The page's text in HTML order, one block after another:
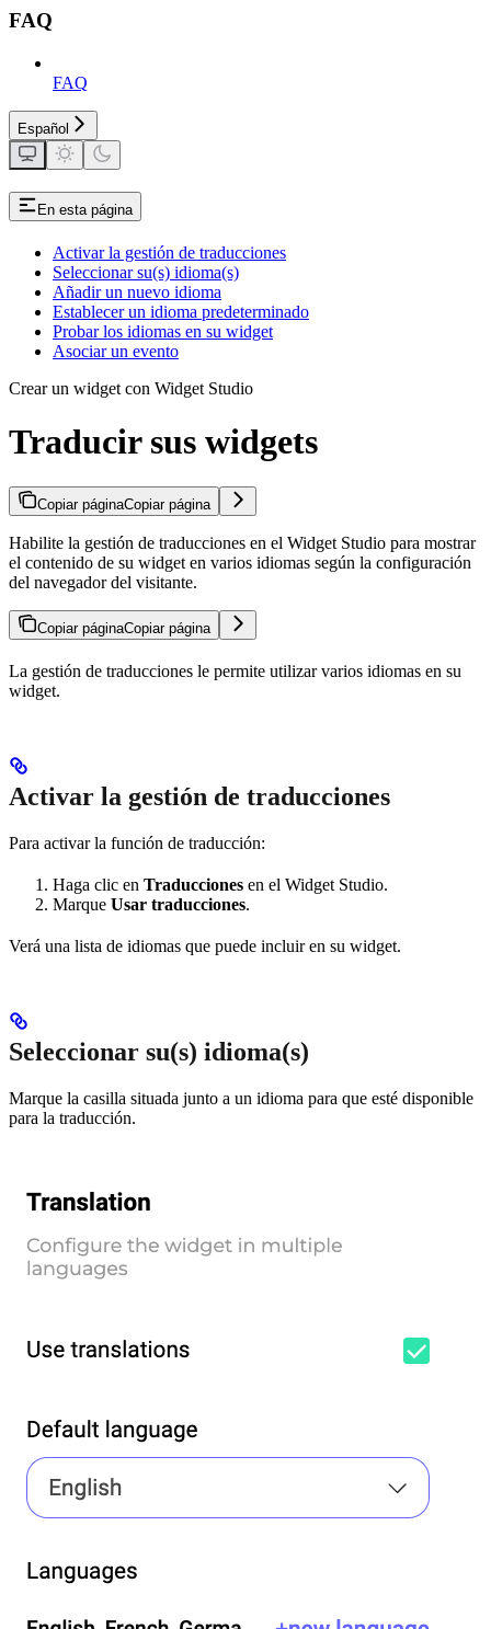
FAQ
FAQ
Español
En esta página
Activar la gestión de traducciones
Seleccionar su(s) idioma(s)
Añadir un nuevo idioma
Establecer un idioma predeterminado
Probar los idiomas en su widget
Asociar un evento
Crear un widget con Widget Studio
Traducir sus widgets
Copiar páginaCopiar página
Habilite la gestión de traducciones en el Widget Studio para mostrar
el contenido de su widget en varios idiomas según la configuración
del navegador del visitante.
Copiar páginaCopiar página
La gestión de traducciones le permite utilizar varios idiomas en su
widget.
Activar la gestión de traducciones
Para activar la función de traducción:
Haga clic en Traducciones en el Widget Studio.
Marque Usar traducciones.
Verá una lista de idiomas que puede incluir en su widget.
Seleccionar su(s) idioma(s)
Marque la casilla situada junto a un idioma para que esté disponible
para la traducción.